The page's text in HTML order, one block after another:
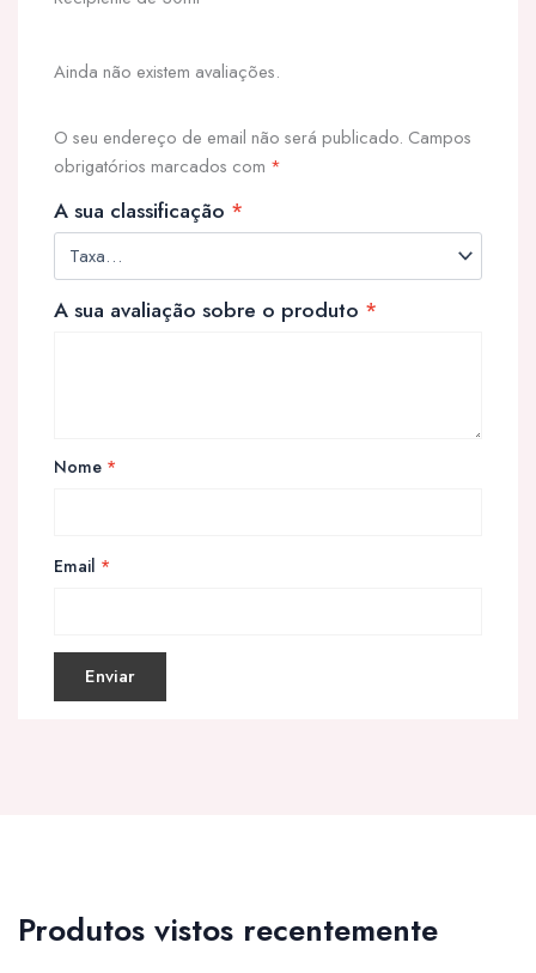
Ainda não existem avaliações.
O seu endereço de email não será publicado. Campos
obrigatórios marcados com *
A sua classificação *
A sua avaliação sobre o produto *
Nome *
Email *
Produtos vistos recentemente